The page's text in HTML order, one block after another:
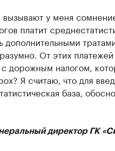
у меня
платит
дополнительными
От этих
дорожным налогом,
Я считаю, что для
база,
директор ГК